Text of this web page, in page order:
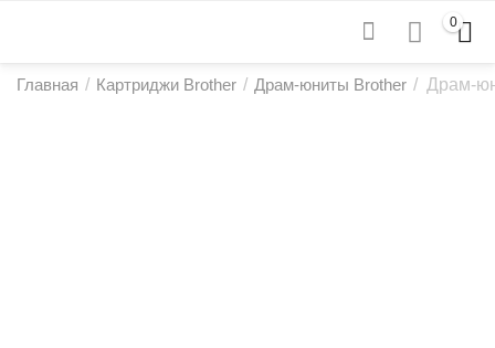
0
Главная / Картриджи Brother / Драм-юниты Brother / Драм-